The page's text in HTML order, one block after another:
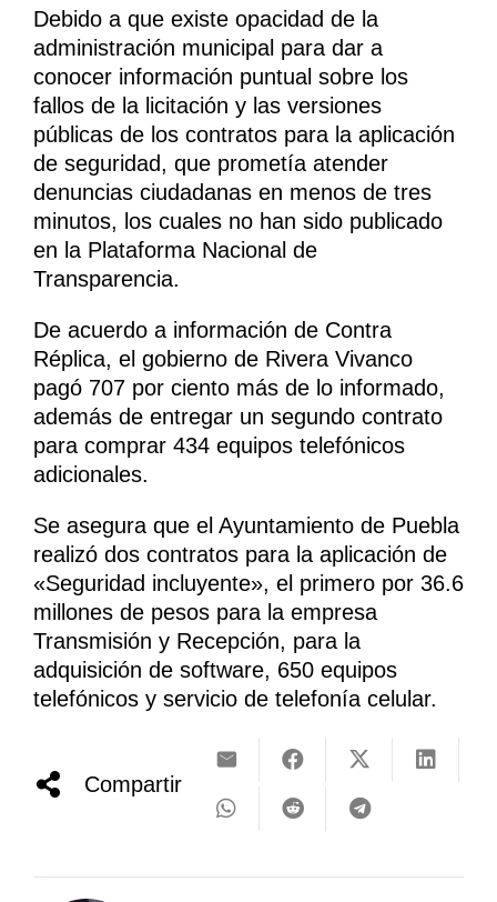
Debido a que existe opacidad de la
administración municipal para dar a
conocer información puntual sobre los
fallos de la licitación y las versiones
públicas de los contratos para la aplicación
de seguridad, que prometía atender
denuncias ciudadanas en menos de tres
minutos, los cuales no han sido publicado
en la Plataforma Nacional de
Transparencia.
De acuerdo a información de Contra
Réplica, el gobierno de Rivera Vivanco
pagó 707 por ciento más de lo informado,
además de entregar un segundo contrato
para comprar 434 equipos telefónicos
adicionales.
Se asegura que el Ayuntamiento de Puebla
realizó dos contratos para la aplicación de
«Seguridad incluyente», el primero por 36.6
millones de pesos para la empresa
Transmisión y Recepción, para la
adquisición de software, 650 equipos
telefónicos y servicio de telefonía celular.
Compartir